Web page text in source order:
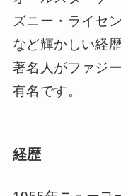
ニューヨーク在
として活躍中。